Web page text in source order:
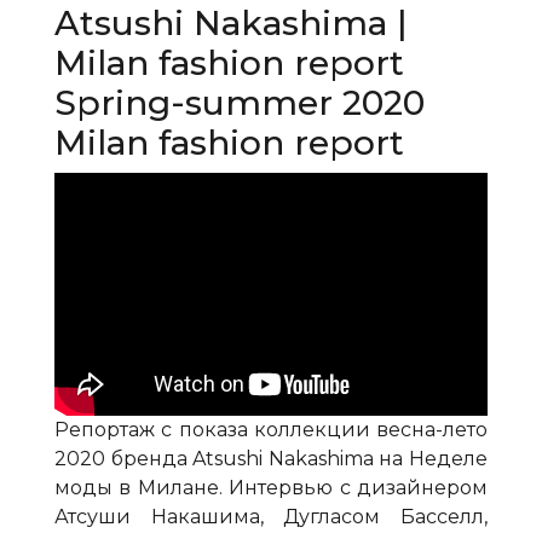
Atsushi Nakashima |
Milan fashion report
Spring-summer 2020
Milan fashion report
Репортаж с показа коллекции весна-лето
2020 бренда Atsushi Nakashima на Неделе
моды в Милане. Интервью с дизайнером
Атсуши Накашима, Дугласом Басселл,